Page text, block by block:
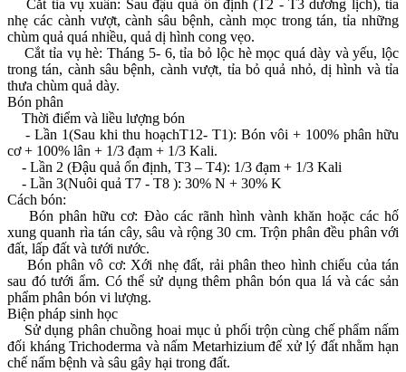
Cắt tỉa vụ xuân: Sau đậu quả ổn định (T2 - T3 dương lịch), tỉa
nhẹ các cành vượt, cành sâu bệnh, cành mọc trong tán, tỉa những
chùm quả quá nhiều, quả dị hình cong vẹo.
Cắt tỉa vụ hè: Tháng 5- 6, tỉa bỏ lộc hè mọc quá dày và yếu, lộc
trong tán, cành sâu bệnh, cành vượt, tỉa bỏ quả nhỏ, dị hình và tỉa
thưa chùm quả dày.
Bón phân
Thời điểm và liều lượng bón
- Lần 1(Sau khi thu hoạchT12- T1): Bón vôi + 100% phân hữu
cơ + 100% lân + 1/3 đạm + 1/3 Kali.
- Lần 2 (Đậu quả ổn định, T3 – T4): 1/3 đạm + 1/3 Kali
- Lần 3(Nuôi quả T7 - T8 ): 30% N + 30% K
Cách bón:
Bón phân hữu cơ: Đào các rãnh hình vành khăn hoặc các hố
xung quanh rìa tán cây, sâu và rộng 30 cm. Trộn phân đều phân với
đất, lấp đất và tưới nước.
Bón phân vô cơ: Xới nhẹ đất, rải phân theo hình chiếu của tán
sau đó tưới ẩm. Có thể sử dụng thêm phân bón qua lá và các sản
phẩm phân bón vi lượng.
Biện pháp sinh học
Sử dụng phân chuồng hoai mục ủ phối trộn cùng chế phẩm nấm
đối kháng Trichoderma và nấm Metarhizium để xử lý đất nhằm hạn
chế nấm bệnh và sâu gây hại trong đất.